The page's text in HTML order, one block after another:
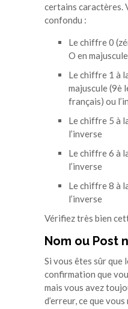
certains caractères.
confondu :
Le chiffre 0
O en
Le chiffre 1 à
majuscule (9è
français) ou
Le chiffre 5 à
l’inverse
Le chiffre 6 à
l’inverse
Le chiffre 8 à
l’inverse
Vérifiez très bien
Nom ou Post
Si vous êtes sûr que
confirmation que
mais vous avez
d’erreur, ce que